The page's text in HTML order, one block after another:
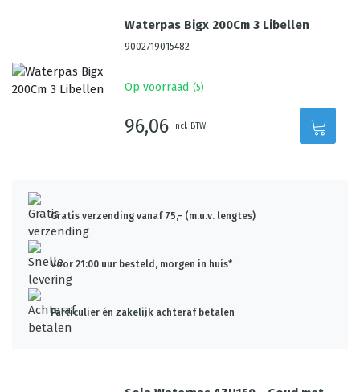
Waterpas Bigx 200Cm 3 Libellen
9002719015482
Op voorraad (5)
96,06 incl. BTW
Gratis verzending vanaf 75,- (m.u.v. lengtes)
Voor 21:00 uur besteld, morgen in huis*
Particulier én zakelijk achteraf betalen